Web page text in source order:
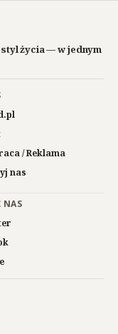
życia — w jednym
/ Reklama
nas
NAS